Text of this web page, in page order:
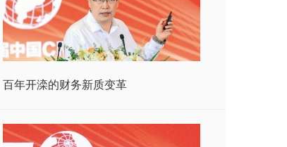
百年开滦的财务新质变革